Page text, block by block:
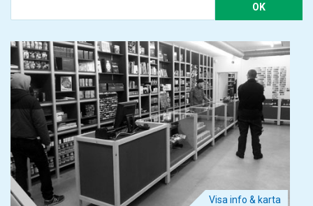
OK
Visa info & karta